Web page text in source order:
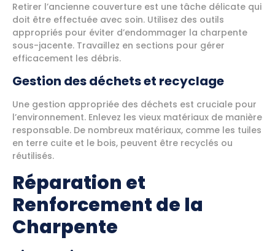
Retirer l’ancienne couverture est une tâche délicate qui
doit être effectuée avec soin. Utilisez des outils
appropriés pour éviter d’endommager la charpente
sous-jacente. Travaillez en sections pour gérer
efficacement les débris.
Gestion des déchets et recyclage
Une gestion appropriée des déchets est cruciale pour
l’environnement. Enlevez les vieux matériaux de manière
responsable. De nombreux matériaux, comme les tuiles
en terre cuite et le bois, peuvent être recyclés ou
réutilisés.
Réparation et
Renforcement de la
Charpente